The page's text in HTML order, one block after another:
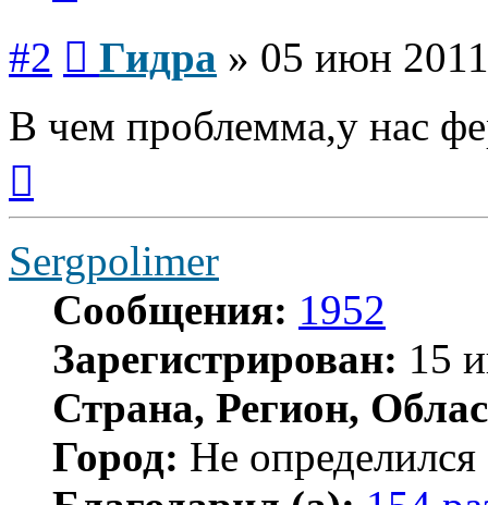
#2 Гидра » 05 июн
В чем проблемма,у нас
началу
Sergpolimer
Сообщения: 1952
Зарегистрирован: 15
Страна, Регион,
Город: Не определился